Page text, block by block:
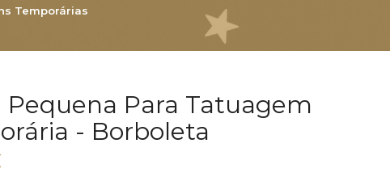
Temporárias
Pequena Para Tatuagem
- Borboleta